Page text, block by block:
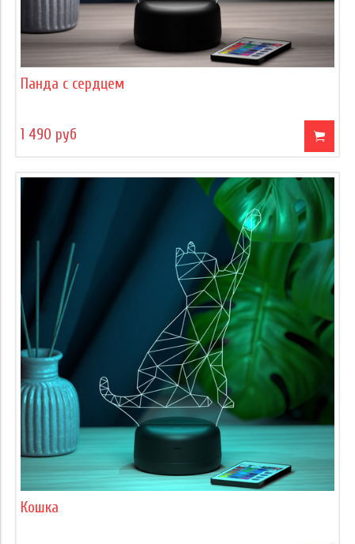
Панда с сердцем
1 490 руб
Кошка